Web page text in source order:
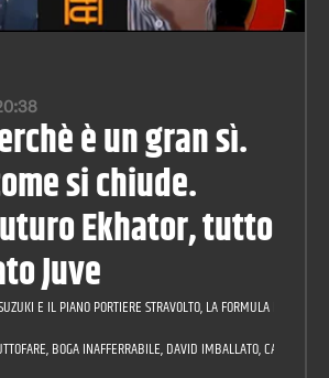
è un gran sì.
si chiude.
Ekhator, tutto
Juve
E IL PIANO PORTIERE STRAVOLTO, LA FORMULA PER
BOGA INAFFERRABILE, DAVID IMBALLATO, CAMBIASO